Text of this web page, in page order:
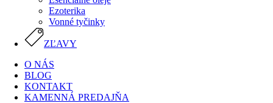
Ezoterika
Vonné tyčinky
ZĽAVY
O NÁS
BLOG
KONTAKT
KAMENNÁ PREDAJŇA